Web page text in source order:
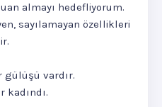
almayı hedefliyorum.
sayılamayan özellikleri
gülüşü vardır.
kadındı.